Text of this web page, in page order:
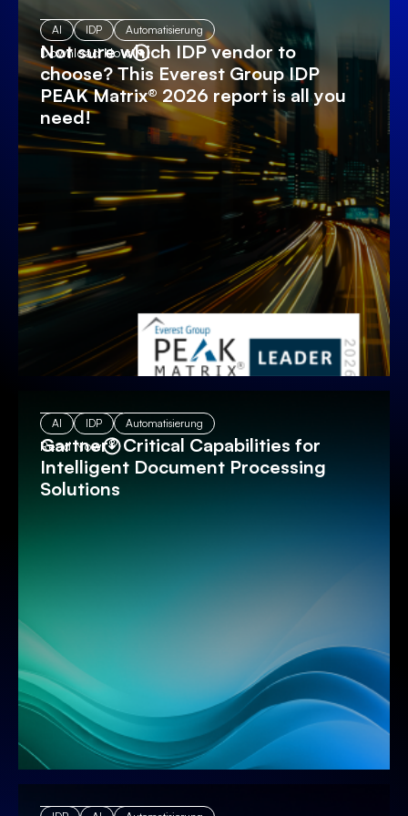
AI IDP Automatisierung
Not sure which IDP vendor to
choose? This Everest Group IDP
PEAK Matrix® 2026 report is all you
need!
Download Now
AI IDP Automatisierung
Gartner® Critical Capabilities for
Intelligent Document Processing
Solutions
Read Now